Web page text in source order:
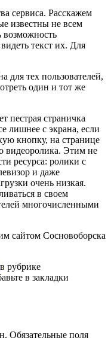
сервиса. Расскажем
известны не всем
возможность
текст их. Для
для тех пользователей,
один и тот же
пестрая страничка
лишнее с экрана, если
кнопку, на странице
видеоролика. Этим не
ресурса: ролики с
и даже
очень низкая.
в своем
многочисленными
сайтом Сосновоборска
в рубрике
в закладки
Обязательные поля